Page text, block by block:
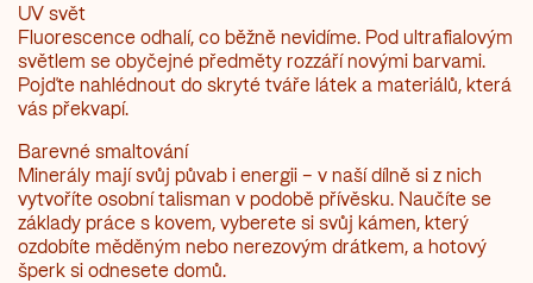
UV svět
Fluorescence odhalí, co běžně nevidíme. Pod ultrafialovým
světlem se obyčejné předměty rozzáří novými barvami.
Pojďte nahlédnout do skryté tváře látek a materiálů, která
vás překvapí.
Barevné smaltování
Minerály mají svůj půvab i energii – v naší dílně si z nich
vytvoříte osobní talisman v podobě přívěsku. Naučíte se
základy práce s kovem, vyberete si svůj kámen, který
ozdobíte měděným nebo nerezovým drátkem, a hotový
šperk si odnesete domů.